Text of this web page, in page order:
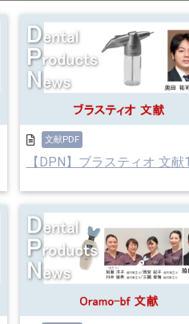
文献PDF
【DPN】ブラスティオ 文献1